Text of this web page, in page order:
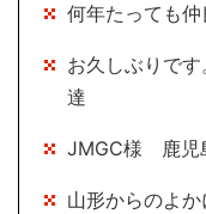
何年たっても
お久しぶりで
達
JMGC様 鹿児
山形からのよ